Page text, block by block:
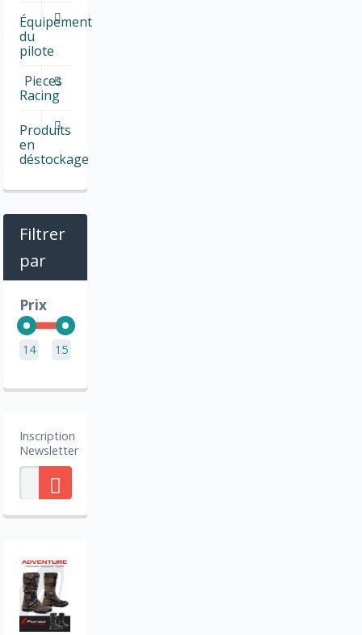
Équipement
du
pilote
Pieces
Racing
Produits
en
déstockage
Filtrer
par
Prix
14 15
Inscription
Newsletter